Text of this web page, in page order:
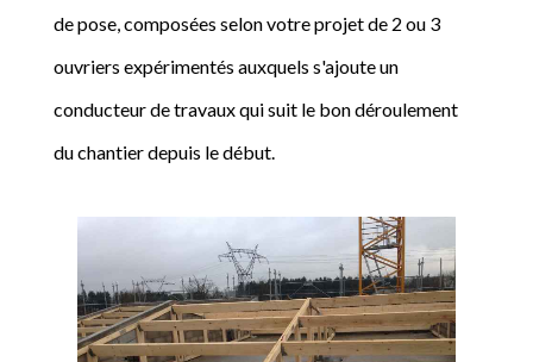
de pose, composées selon votre projet de 2 ou 3
ouvriers expérimentés auxquels s'ajoute un
conducteur de travaux qui suit le bon déroulement
du chantier depuis le début.